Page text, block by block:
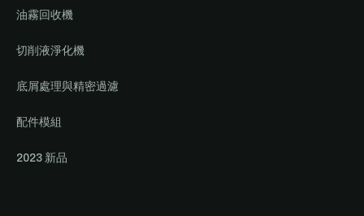
油霧回收機
切削液淨化機
底屑處理與精密過濾
配件模組
2023 新品